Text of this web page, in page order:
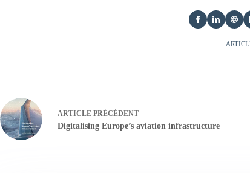
ARTICLE PRÉCÉDENT
Digitalising Europe’s aviation infrastructure